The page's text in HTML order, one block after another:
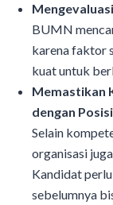
BUMN
karena faktor
kuat untuk
Memastikan
dengan
Selain
organisasi
Kandidat
sebelumnya